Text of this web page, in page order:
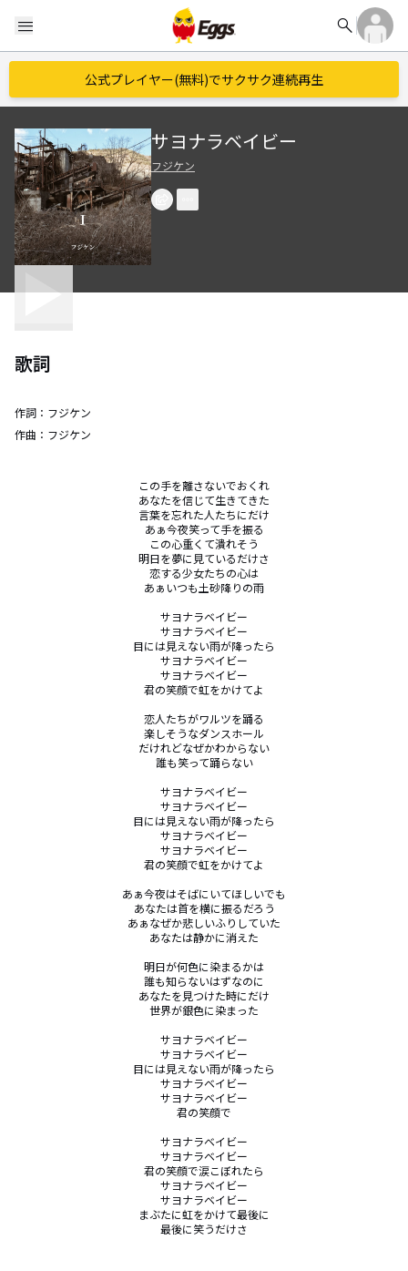
menu search
公式プレイヤー(無料)でサクサク連続再生
サヨナラベイビー
フジケン
歌詞
作詞： フジケン
作曲： フジケン
この手を離さないでおくれ
あなたを信じて生きてきた
言葉を忘れた人たちにだけ
あぁ今夜笑って手を振る
この心重くて潰れそう
明日を夢に見ているだけさ
恋する少女たちの心は
あぁいつも土砂降りの雨
サヨナラベイビー
サヨナラベイビー
目には見えない雨が降ったら
サヨナラベイビー
サヨナラベイビー
君の笑顔で虹をかけてよ
恋人たちがワルツを踊る
楽しそうなダンスホール
だけれどなぜかわからない
誰も笑って踊らない
サヨナラベイビー
サヨナラベイビー
目には見えない雨が降ったら
サヨナラベイビー
サヨナラベイビー
君の笑顔で虹をかけてよ
あぁ今夜はそばにいてほしいでも
あなたは首を横に振るだろう
あぁなぜか悲しいふりしていた
あなたは静かに消えた
明日が何色に染まるかは
誰も知らないはずなのに
あなたを見つけた時にだけ
世界が銀色に染まった
サヨナラベイビー
サヨナラベイビー
目には見えない雨が降ったら
サヨナラベイビー
サヨナラベイビー
君の笑顔で
サヨナラベイビー
サヨナラベイビー
君の笑顔で涙こぼれたら
サヨナラベイビー
サヨナラベイビー
まぶたに虹をかけて最後に
最後に笑うだけさ